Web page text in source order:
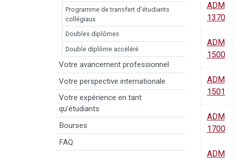
Programme de transfert d’étudiants
collégiaux
Doubles diplômes
Double diplôme accéléré
Votre avancement professionnel
Votre perspective internationale
Votre expérience en tant
qu'étudiants
Bourses
FAQ
ADM
1370
ADM
1500
ADM
1501
ADM
1700
ADM